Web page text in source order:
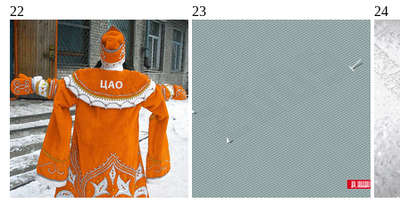
22 23 24